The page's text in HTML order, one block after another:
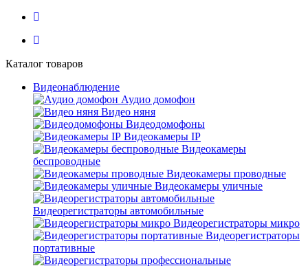
Каталог товаров
Видеонаблюдение
Аудио домофон
Видео няня
Видеодомофоны
Видеокамеры IP
Видеокамеры
беспроводные
Видеокамеры проводные
Видеокамеры уличные
Видеорегистраторы автомобильные
Видеорегистраторы микро
Видеорегистраторы
портативные